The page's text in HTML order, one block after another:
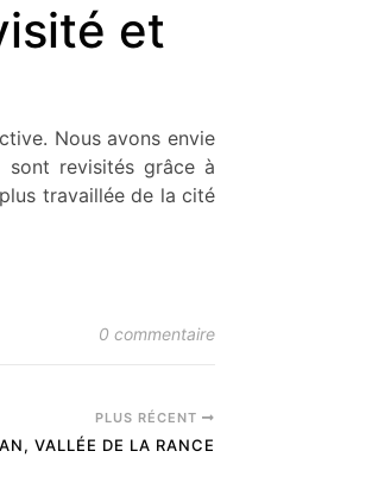
et
Nous avons envie
sont revisités grâce à
travaillée de la cité
0 commentaire
PLUS RÉCENT
VALLÉE DE LA RANCE